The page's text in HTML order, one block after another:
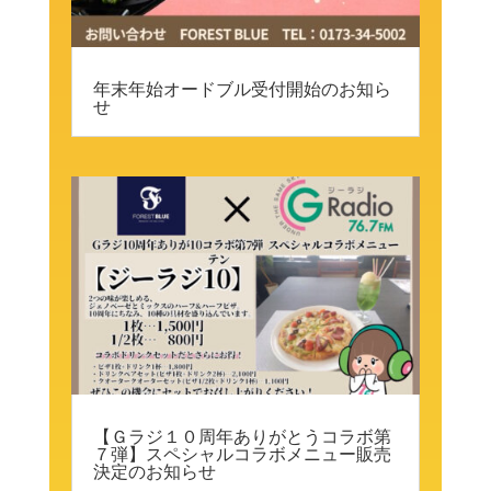
年末年始オードブル受付開始のお知ら
せ
【Ｇラジ１０周年ありがとうコラボ第
７弾】スペシャルコラボメニュー販売
決定のお知らせ